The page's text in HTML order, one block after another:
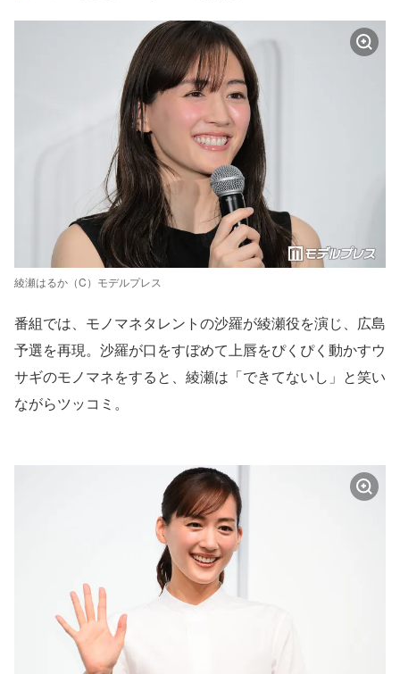
綾瀬はるか（C）モデルプレス
番組では、モノマネタレントの沙羅が綾瀬役を演じ、広島
予選を再現。沙羅が口をすぼめて上唇をぴくぴく動かすウ
サギのモノマネをすると、綾瀬は「できてないし」と笑い
ながらツッコミ。